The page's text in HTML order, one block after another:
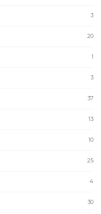
3
20
1
3
37
13
10
25
4
30